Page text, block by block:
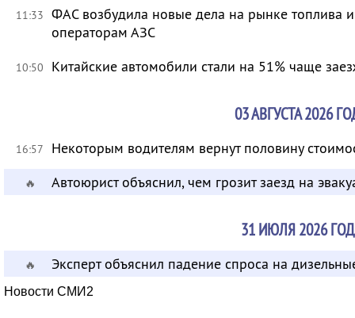
11:33 ФАС возбудила новые дела на рынке топлива
операторам АЗС
10:50 Китайские автомобили стали на 51% чаще
03 АВГУСТА 2026
16:57 Некоторым водителям вернут половину
🔥 Автоюрист объяснил, чем грозит заезд на
31 ИЮЛЯ 2026
🔥 Эксперт объяснил падение спроса на
Новости СМИ2